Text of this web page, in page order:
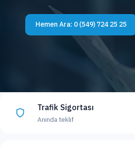
Hemen Ara: 0 (549) 724 25 25
Trafik Sigortası
Anında teklif